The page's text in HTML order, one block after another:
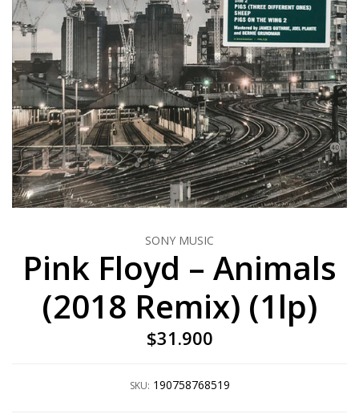
SONY MUSIC
Pink Floyd – Animals
(2018 Remix) (1lp)
$31.900
SKU: 190758768519